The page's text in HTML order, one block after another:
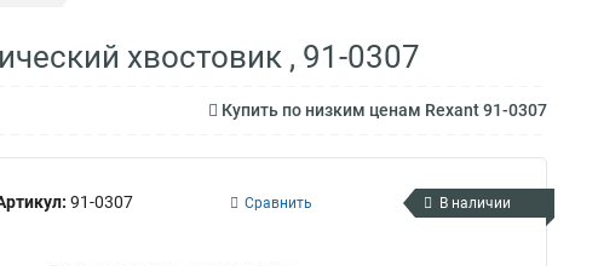
хвостовик , 91-0307
Купить по низким ценам Rexant 91-0307
91-0307 Сравнить В наличии